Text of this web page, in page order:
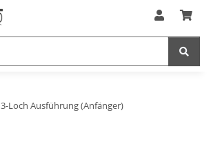
3-Loch Ausführung (Anfänger)